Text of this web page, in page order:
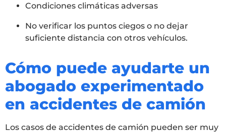
Condiciones climáticas adversas
No verificar los puntos ciegos o no dejar
suficiente distancia con otros vehículos.
Cómo puede ayudarte un
abogado experimentado
en accidentes de camión
Los casos de accidentes de camión pueden ser muy